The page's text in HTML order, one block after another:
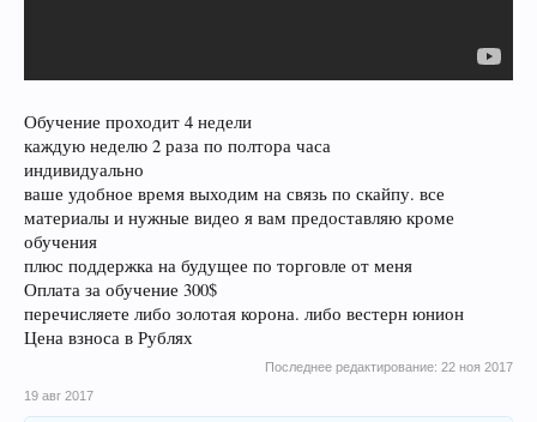
Обучение проходит 4 недели
каждую неделю 2 раза по полтора часа
индивидуально
ваше удобное время выходим на связь по скайпу. все
материалы и нужные видео я вам предоставляю кроме
обучения
плюс поддержка на будущее по торговле от меня
Оплата за обучение 300$
перечисляете либо золотая корона. либо вестерн юнион
Цена взноса в Рублях
Последнее редактирование: 22 ноя 2017
19 авг 2017